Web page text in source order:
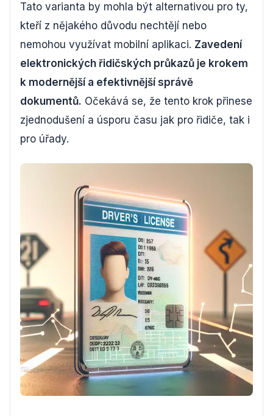
Tato varianta by mohla být alternativou pro ty,
kteří z nějakého důvodu nechtějí nebo
nemohou využívat mobilní aplikaci. Zavedení
elektronických řidičských průkazů je krokem
k modernější a efektivnější správě
dokumentů. Očekává se, že tento krok přinese
zjednodušení a úsporu času jak pro řidiče, tak i
pro úřady.